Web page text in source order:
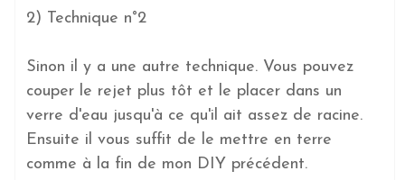
2) Technique n°2
Sinon il y a une autre technique. Vous pouvez
couper le rejet plus tôt et le placer dans un
verre d'eau jusqu'à ce qu'il ait assez de racine.
Ensuite il vous suffit de le mettre en terre
comme à la fin de mon DIY précédent.